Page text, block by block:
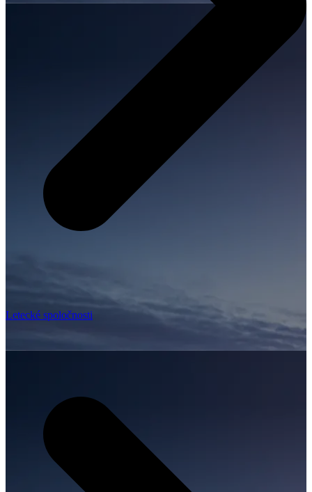
Letecké spoločnosti